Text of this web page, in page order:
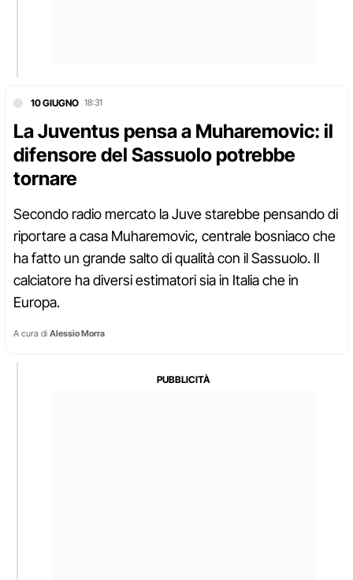
10 GIUGNO 18:31
La Juventus pensa a Muharemovic: il
difensore del Sassuolo potrebbe
tornare
Secondo radio mercato la Juve starebbe pensando di
riportare a casa Muharemovic, centrale bosniaco che
ha fatto un grande salto di qualità con il Sassuolo. Il
calciatore ha diversi estimatori sia in Italia che in
Europa.
A cura di Alessio Morra